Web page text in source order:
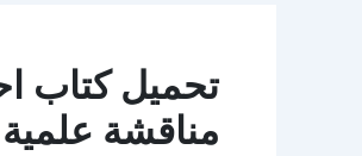
تحميل كتاب
مناقشة علمية PDF مجانا